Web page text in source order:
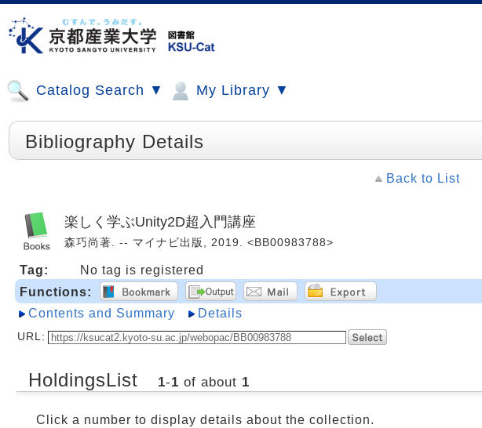
Catalog Search ▼ My Library ▼
Bibliography Details
Back to List
楽しく学ぶUnity2D超入門講座
森巧尚著. -- マイナビ出版, 2019. <BB00983788>
Tag:
No tag is registered
Functions:
Contents and Summary
Details
URL:
HoldingsList 1-1 of about 1
Click a number to display details about the collection.